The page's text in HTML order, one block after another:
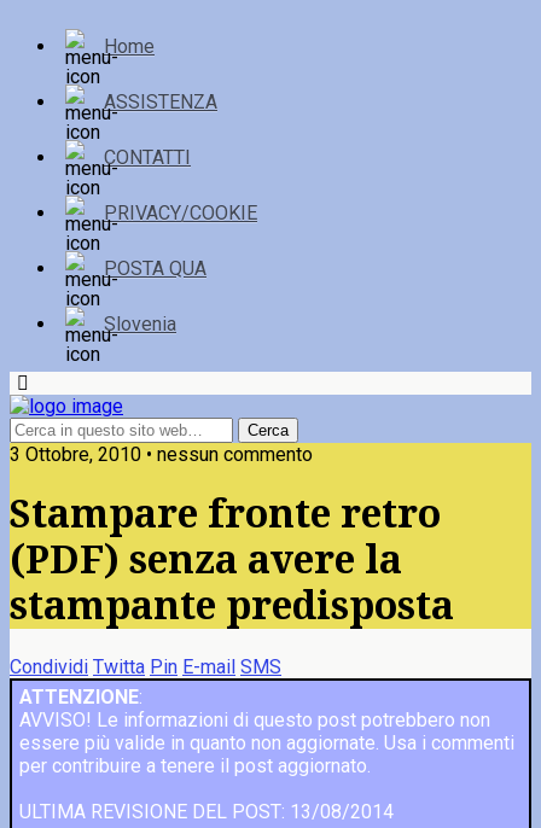
Home
ASSISTENZA
CONTATTI
PRIVACY/COOKIE
POSTA QUA
Slovenia
3 Ottobre, 2010 • nessun commento
Stampare fronte retro
(PDF) senza avere la
stampante predisposta
Condividi Twitta Pin E-mail SMS
ATTENZIONE:
AVVISO! Le informazioni di questo post potrebbero non
essere più valide in quanto non aggiornate. Usa i commenti
per contribuire a tenere il post aggiornato.
ULTIMA REVISIONE DEL POST: 13/08/2014